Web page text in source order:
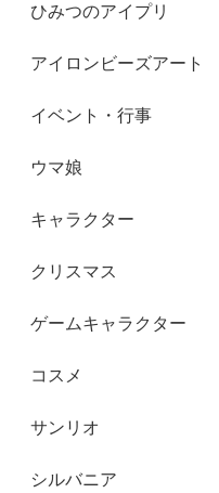
ひみつのアイプリ
アイロンビーズアート
イベント・行事
ウマ娘
キャラクター
クリスマス
ゲームキャラクター
コスメ
サンリオ
シルバニア